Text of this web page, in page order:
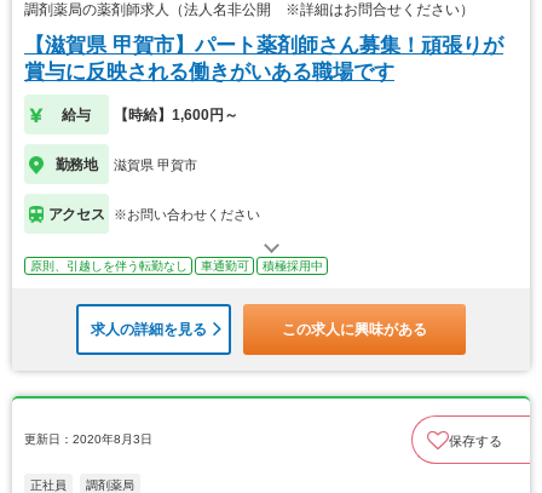
調剤薬局の薬剤師求人（法人名非公開 ※詳細はお問合せください）
【滋賀県 甲賀市】パート薬剤師さん募集！頑張りが
賞与に反映される働きがいある職場です
給与 【時給】1,600円～
勤務地 滋賀県 甲賀市
アクセス ※お問い合わせください
原則、引越しを伴う転勤なし 車通勤可 積極採用中
求人の詳細を見る この求人に興味がある
更新日：2020年8月3日 保存する
正社員 調剤薬局